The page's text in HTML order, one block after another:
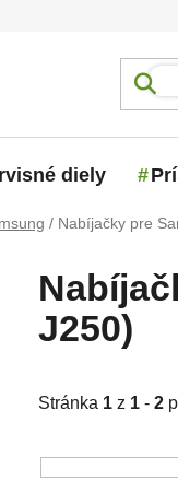
diely
/ Nabíjačky pre
J250)
Stránka 1 z 1 - 2